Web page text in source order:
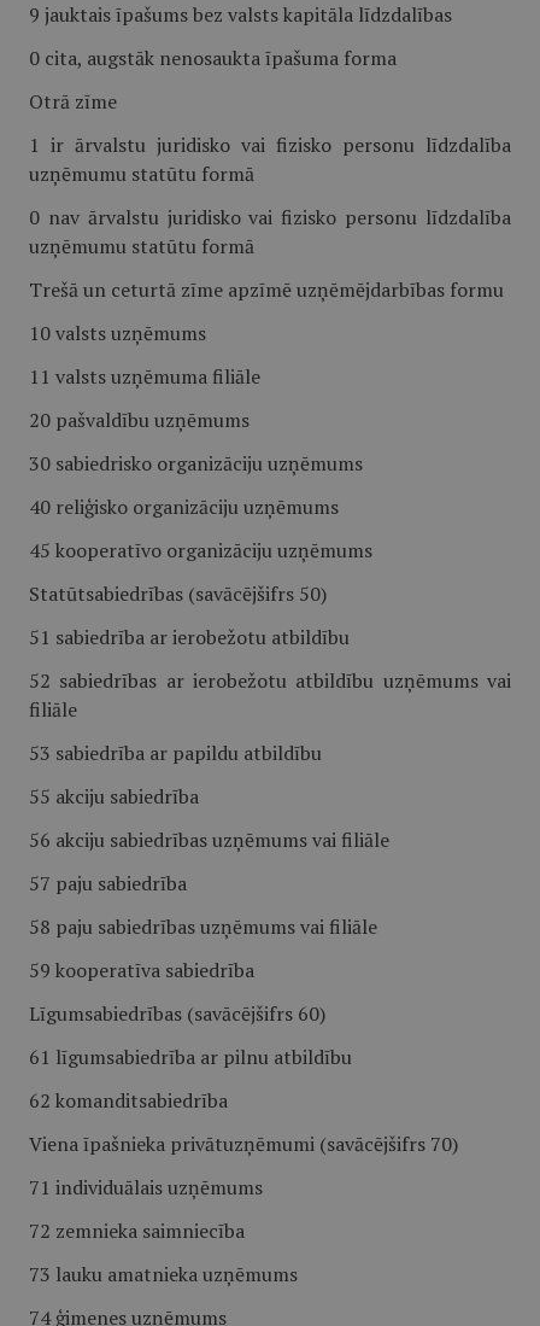
9 jauktais īpašums bez valsts kapitāla līdzdalības
0 cita, augstāk nenosaukta īpašuma forma
Otrā zīme
1 ir ārvalstu juridisko vai fizisko personu līdzdalība
uzņēmumu statūtu formā
0 nav ārvalstu juridisko vai fizisko personu līdzdalība
uzņēmumu statūtu formā
Trešā un ceturtā zīme apzīmē uzņēmējdarbības formu
10 valsts uzņēmums
11 valsts uzņēmuma filiāle
20 pašvaldību uzņēmums
30 sabiedrisko organizāciju uzņēmums
40 reliģisko organizāciju uzņēmums
45 kooperatīvo organizāciju uzņēmums
Statūtsabiedrības (savācējšifrs 50)
51 sabiedrība ar ierobežotu atbildību
52 sabiedrības ar ierobežotu atbildību uzņēmums vai
filiāle
53 sabiedrība ar papildu atbildību
55 akciju sabiedrība
56 akciju sabiedrības uzņēmums vai filiāle
57 paju sabiedrība
58 paju sabiedrības uzņēmums vai filiāle
59 kooperatīva sabiedrība
Līgumsabiedrības (savācējšifrs 60)
61 līgumsabiedrība ar pilnu atbildību
62 komanditsabiedrība
Viena īpašnieka privātuzņēmumi (savācējšifrs 70)
71 individuālais uzņēmums
72 zemnieka saimniecība
73 lauku amatnieka uzņēmums
74 ģimenes uzņēmums